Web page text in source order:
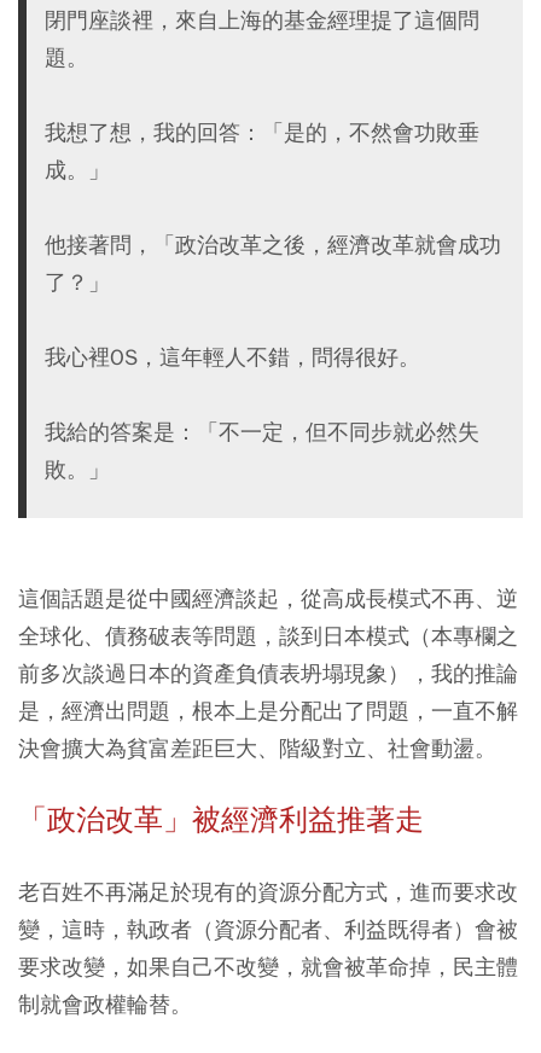
閉門座談裡，來自上海的基金經理提了這個問
題。
我想了想，我的回答：「是的，不然會功敗垂
成。」
他接著問，「政治改革之後，經濟改革就會成功
了？」
我心裡OS，這年輕人不錯，問得很好。
我給的答案是：「不一定，但不同步就必然失
敗。」
這個話題是從中國經濟談起，從高成長模式不再、逆
全球化、債務破表等問題，談到日本模式（本專欄之
前多次談過日本的資產負債表坍塌現象），我的推論
是，經濟出問題，根本上是分配出了問題，一直不解
決會擴大為貧富差距巨大、階級對立、社會動盪。
「政治改革」被經濟利益推著走
老百姓不再滿足於現有的資源分配方式，進而要求改
變，這時，執政者（資源分配者、利益既得者）會被
要求改變，如果自己不改變，就會被革命掉，民主體
制就會政權輪替。